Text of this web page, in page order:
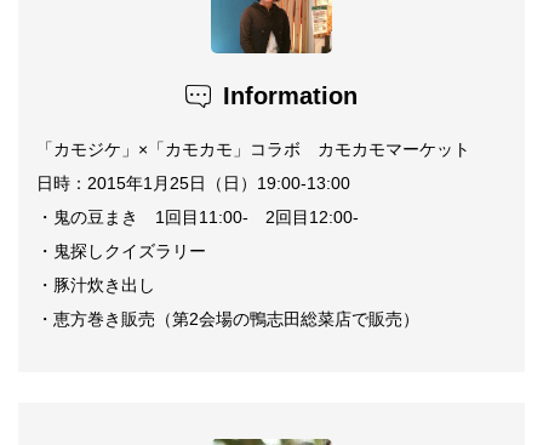
Information
「カモジケ」×「カモカモ」コラボ カモカモマーケット
日時：2015年1月25日（日）19:00-13:00
・鬼の豆まき 1回目11:00- 2回目12:00-
・鬼探しクイズラリー
・豚汁炊き出し
・恵方巻き販売（第2会場の鴨志田総菜店で販売）